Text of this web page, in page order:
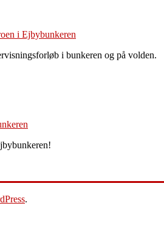
i bunkeren og på volden.
.